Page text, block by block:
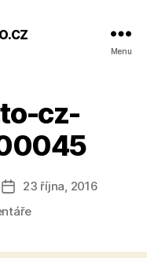
Menu
cz-
Datum
příspěvku
23 října, 2016
u